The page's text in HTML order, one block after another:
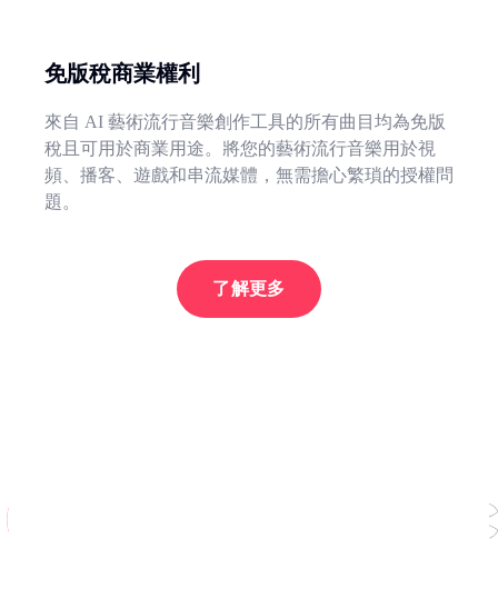
免版稅商業權利
來自 AI 藝術流行音樂創作工具的所有曲目均為免版
稅且可用於商業用途。將您的藝術流行音樂用於視
頻、播客、遊戲和串流媒體，無需擔心繁瑣的授權問
題。
了解更多